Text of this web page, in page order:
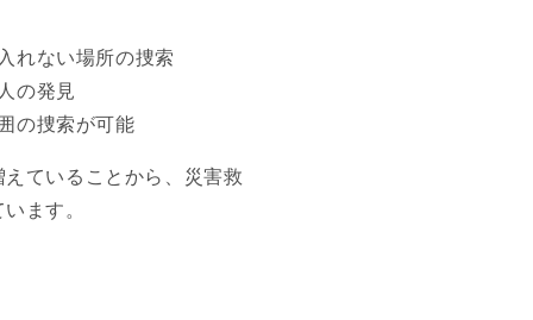
れない場所の捜索
の発見
の捜索が可能
ていることから、災害救
ます。